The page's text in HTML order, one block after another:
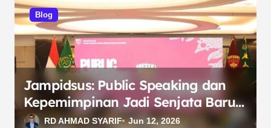
s
i
p
o
Blog
Jampidsus: Public Speaking dan
Kepemimpinan Jadi Senjata Baru
Berantas Korupsi
RD AHMAD SYARIF Jun 12, 2026